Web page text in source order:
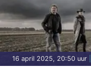
16 april 2025, 20:50 uur